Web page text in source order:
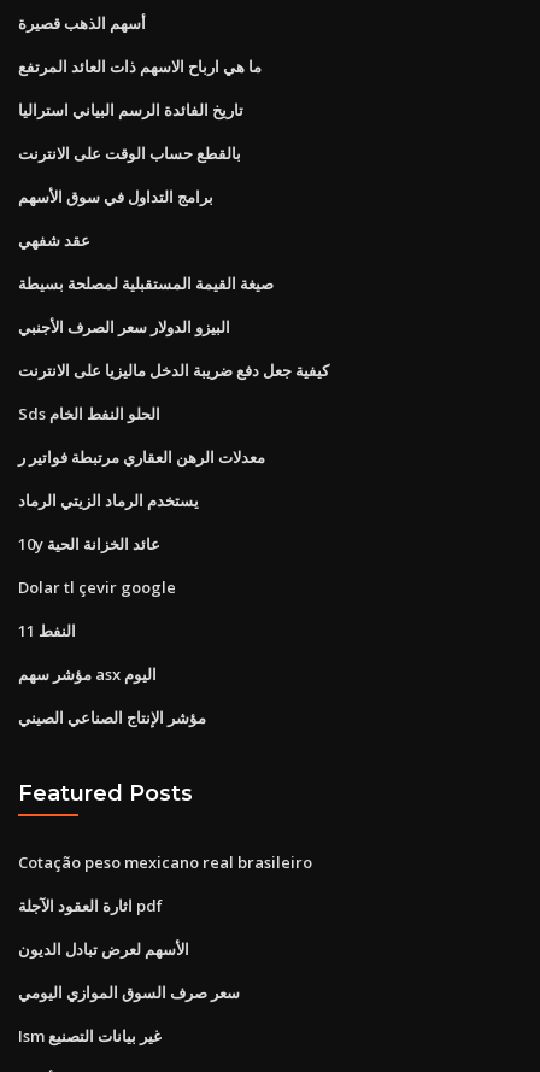
أسهم الذهب قصيرة
ما هي ارباح الاسهم ذات العائد المرتفع
تاريخ الفائدة الرسم البياني استراليا
بالقطع حساب الوقت على الانترنت
برامج التداول في سوق الأسهم
عقد شفهي
صيغة القيمة المستقبلية لمصلحة بسيطة
البيزو الدولار سعر الصرف الأجنبي
كيفية جعل دفع ضريبة الدخل ماليزيا على الانترنت
Sds الحلو النفط الخام
معدلات الرهن العقاري مرتبطة فواتير ر
يستخدم الرماد الزيتي الرماد
10y عائد الخزانة الحية
Dolar tl çevir google
النفط 11
مؤشر سهم asx اليوم
مؤشر الإنتاج الصناعي الصيني
Featured Posts
Cotação peso mexicano real brasileiro
اثارة العقود الآجلة pdf
الأسهم لعرض تبادل الديون
سعر صرف السوق الموازي اليومي
Ism غير بيانات التصنيع